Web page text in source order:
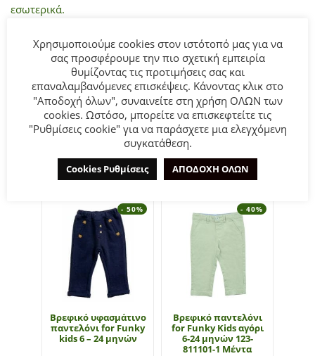
εσωτερικά.
Σύνθεση:98% COTTON-2% ELASTAN.
ΣΥΜΒΟΥΛΕΣ`
Πλένεται στο πλυντήριο στους 30°C.
ΣΧΕΤΙΚΆ ΠΡΟΪΌΝΤΑ
- 50%
Βρεφικό υφασμάτινο
παντελόνι for Funky
kids 6 – 24 μηνών
- 40%
Βρεφικό παντελόνι
for Funky Kids αγόρι
6-24 μηνών 123-
811101-1 Μέντα
Χρησιμοποιούμε cookies στον ιστότοπό μας για να
σας προσφέρουμε την πιο σχετική εμπειρία
θυμίζοντας τις προτιμήσεις σας και
επαναλαμβανόμενες επισκέψεις. Κάνοντας κλικ στο
"Αποδοχή όλων", συναινείτε στη χρήση ΟΛΩΝ των
cookies. Ωστόσο, μπορείτε να επισκεφτείτε τις
"Ρυθμίσεις cookie" για να παράσχετε μια ελεγχόμενη
συγκατάθεση.
Cookies Ρυθμίσεις ΑΠΟΔΟΧΗ ΟΛΩΝ